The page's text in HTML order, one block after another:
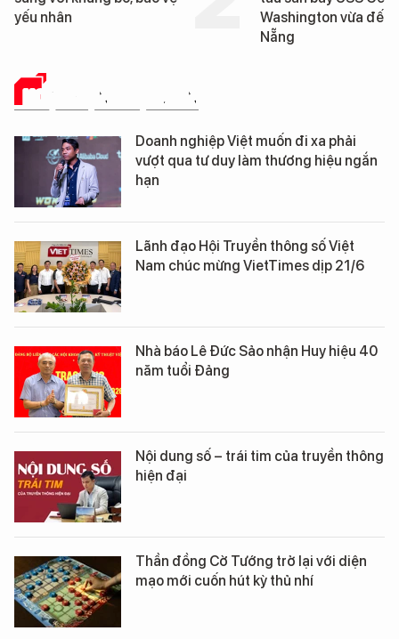
Washington vừa đến Đà
George Washington
Đà Nẵng
HOẠT ĐỘNG HỘI VIÊN
Doanh nghiệp Việt muốn đi xa phải
vượt qua tư duy làm thương hiệu ngắn
hạn
Lãnh đạo Hội Truyền thông số Việt
Nam chúc mừng VietTimes dịp 21/6
Nhà báo Lê Đức Sảo nhận Huy hiệu 40
năm tuổi Đảng
Nội dung số – trái tim của truyền thông
hiện đại
Thần đồng Cờ Tướng trở lại với diện
mạo mới cuốn hút kỳ thủ nhí